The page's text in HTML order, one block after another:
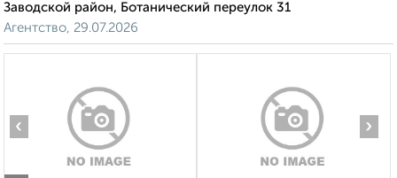
Заводской район, Ботанический переулок 31
Агентство, 29.07.2026
‹ ›